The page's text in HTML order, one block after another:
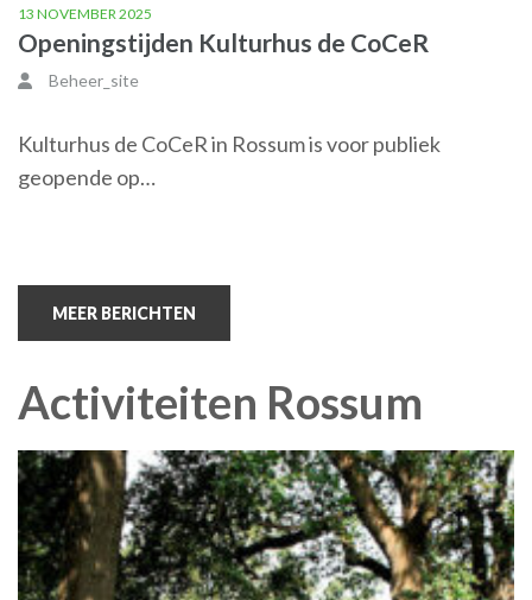
13 NOVEMBER 2025
Openingstijden Kulturhus de CoCeR
Beheer_site
Kulturhus de CoCeR in Rossum is voor publiek
geopende op…
MEER BERICHTEN
Activiteiten Rossum